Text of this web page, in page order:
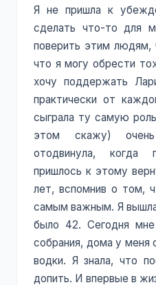
Я не пришла к
сделать что-то для
поверить этим людям,
что я могу обрести
хочу поддержать
практически от
сыграла ту самую
этом скажу)
отодвинула, когда
пришлось к этому
лет, вспомнив о том,
самым важным. Я
было 42. Сегодня
собрания, дома у меня
водки. Я знала, что
допить. И впервые в